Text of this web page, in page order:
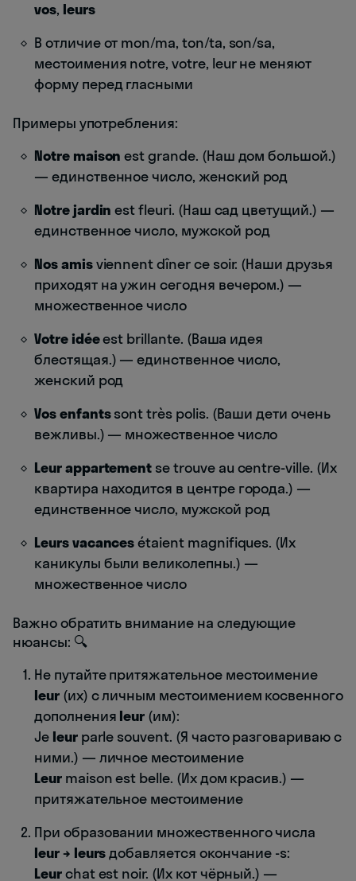
vos, leurs
В отличие от mon/ma, ton/ta, son/sa,
местоимения notre, votre, leur не меняют
форму перед гласными
Примеры употребления:
Notre maison est grande. (Наш дом большой.)
— единственное число, женский род
Notre jardin est fleuri. (Наш сад цветущий.) —
единственное число, мужской род
Nos amisviennent dîner ce soir. (Наши друзья
приходят на ужин сегодня вечером.) —
множественное число
Votre idéeest brillante. (Ваша идея
блестящая.) — единственное число,
женский род
Vos enfantssont très polis. (Ваши дети очень
вежливы.) — множественное число
Leur appartement se trouve au centre-ville. (Их
квартира находится в центре города.) —
единственное число, мужской род
Leurs vacancesétaient magnifiques. (Их
каникулы были великолепны.) —
множественное число
Важно обратить внимание на следующие
нюансы: 🔍
Не путайте притяжательное местоимение
leur(их) с личным местоимением косвенного
дополнения leur (им):
Je leurparle souvent. (Я часто разговариваю с
ними.) — личное местоимение
Leurmaison est belle. (Их дом красив.) —
притяжательное местоимение
При образовании множественного числа
leur → leursдобавляется окончание -s:
Leurchat est noir. (Их кот чёрный.) —